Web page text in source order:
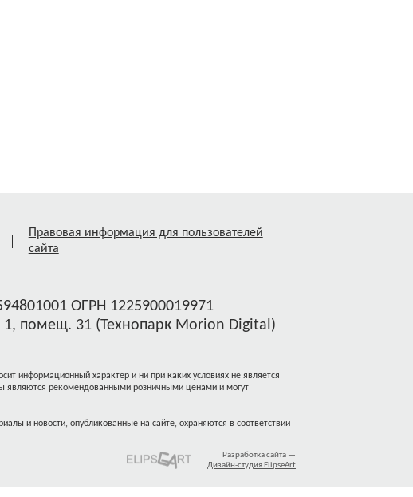
Правовая информация для пользователей
сайта
ОГРН 1225900019971
помещ. 31 (Технопарк Morion Digital)
информационный характер и ни при каких условиях не является
являются рекомендованными розничными ценами и могут
и новости, опубликованные на сайте, охраняются в соответствии
Разработка сайта —
Дизайн-студия ElipseArt